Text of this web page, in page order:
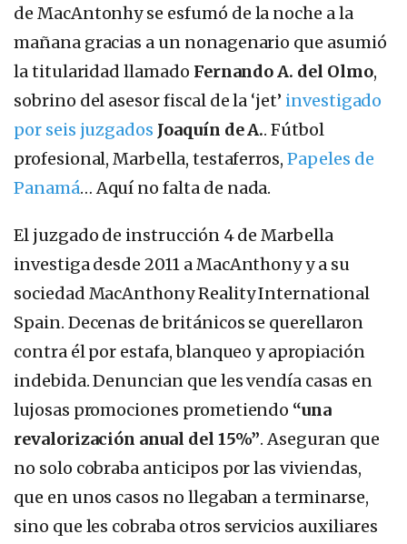
de MacAntonhy se esfumó de la noche a la
mañana gracias a un nonagenario que asumió
la titularidad llamado Fernando A. del Olmo,
sobrino del asesor fiscal de la ‘jet’ investigado
por seis juzgados Joaquín de A.. Fútbol
profesional, Marbella, testaferros,Papeles de
Panamá… Aquí no falta de nada.
El juzgado de instrucción 4 de Marbella
investiga desde 2011 a MacAnthony y a su
sociedad MacAnthony Reality International
Spain. Decenas de británicos se querellaron
contra él por estafa, blanqueo y apropiación
indebida. Denuncian que les vendía casas en
lujosas promociones prometiendo “una
revalorización anual del 15%”. Aseguran que
no solo cobraba anticipos por las viviendas,
que en unos casos no llegaban a terminarse,
sino que les cobraba otros servicios auxiliares